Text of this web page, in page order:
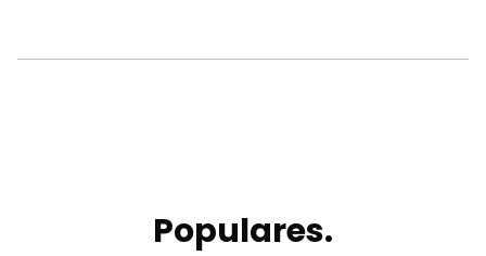
Populares.